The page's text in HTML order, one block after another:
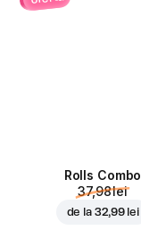
Rolls Combo
37,98 lei
de la 32,99 lei